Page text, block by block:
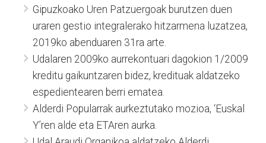
Gipuzkoako Uren Patzuergoak burutzen duen
uraren gestio integralerako hitzarmena luzatzea,
2019ko abenduaren 31ra arte.
Udalaren 2009ko aurrekontuari dagokion 1/2009
kreditu gaikuntzaren bidez, kredituak aldatzeko
espedientearen berri ematea.
Alderdi Popularrak aurkeztutako mozioa, ‘Euskal
Y’ren alde eta ETAren aurka.